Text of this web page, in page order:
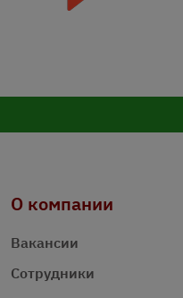
О компании
Вакансии
Сотрудники